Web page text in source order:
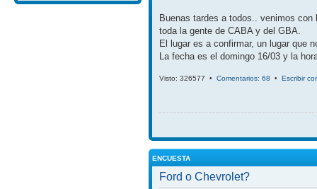
Buenas tardes a todos.. venimos
toda la gente de CABA y del GBA.
El lugar es a confirmar, un lugar que
La fecha es el domingo 16/03 y la
Visto: 326577 • Comentarios: 68 • Escribir
ENCUESTA
Ford o Chevrolet?